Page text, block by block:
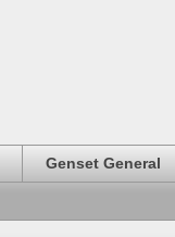
Genset General